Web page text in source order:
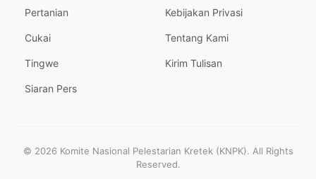
Pertanian
Cukai
Tingwe
Siaran Pers
Kebijakan Privasi
Tentang Kami
Kirim Tulisan
© 2026 Komite Nasional Pelestarian Kretek (KNPK). All Rights
Reserved.